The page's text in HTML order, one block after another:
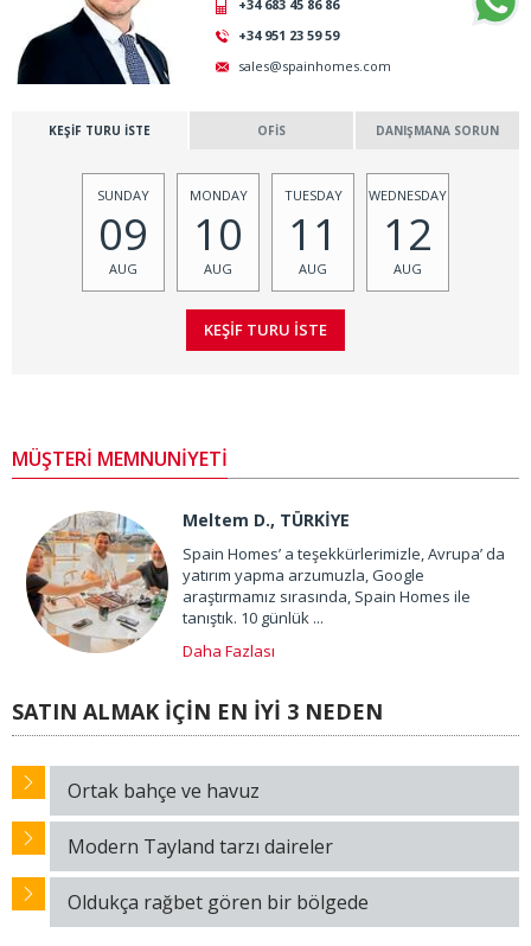
+34 683 45 86 86
+34 951 23 59 59
sales@spainhomes.com
KEŞİF TURU İSTE OFİS DANIŞMANA SORUN
SUNDAY
09
AUG
MONDAY
10
AUG
TUESDAY
11
AUG
WEDNESDAY
12
AUG
MÜŞTERİ MEMNUNİYETİ
Meltem D., TÜRKİYE
Spain Homes’ a teşekkürlerimizle, Avrupa’ da
yatırım yapma arzumuzla, Google
araştırmamız sırasında, Spain Homes ile
tanıştık. 10 günlük ...
Daha Fazlası
SATIN ALMAK İÇİN EN İYİ 3 NEDEN
Ortak bahçe ve havuz
Modern Tayland tarzı daireler
Oldukça rağbet gören bir bölgede